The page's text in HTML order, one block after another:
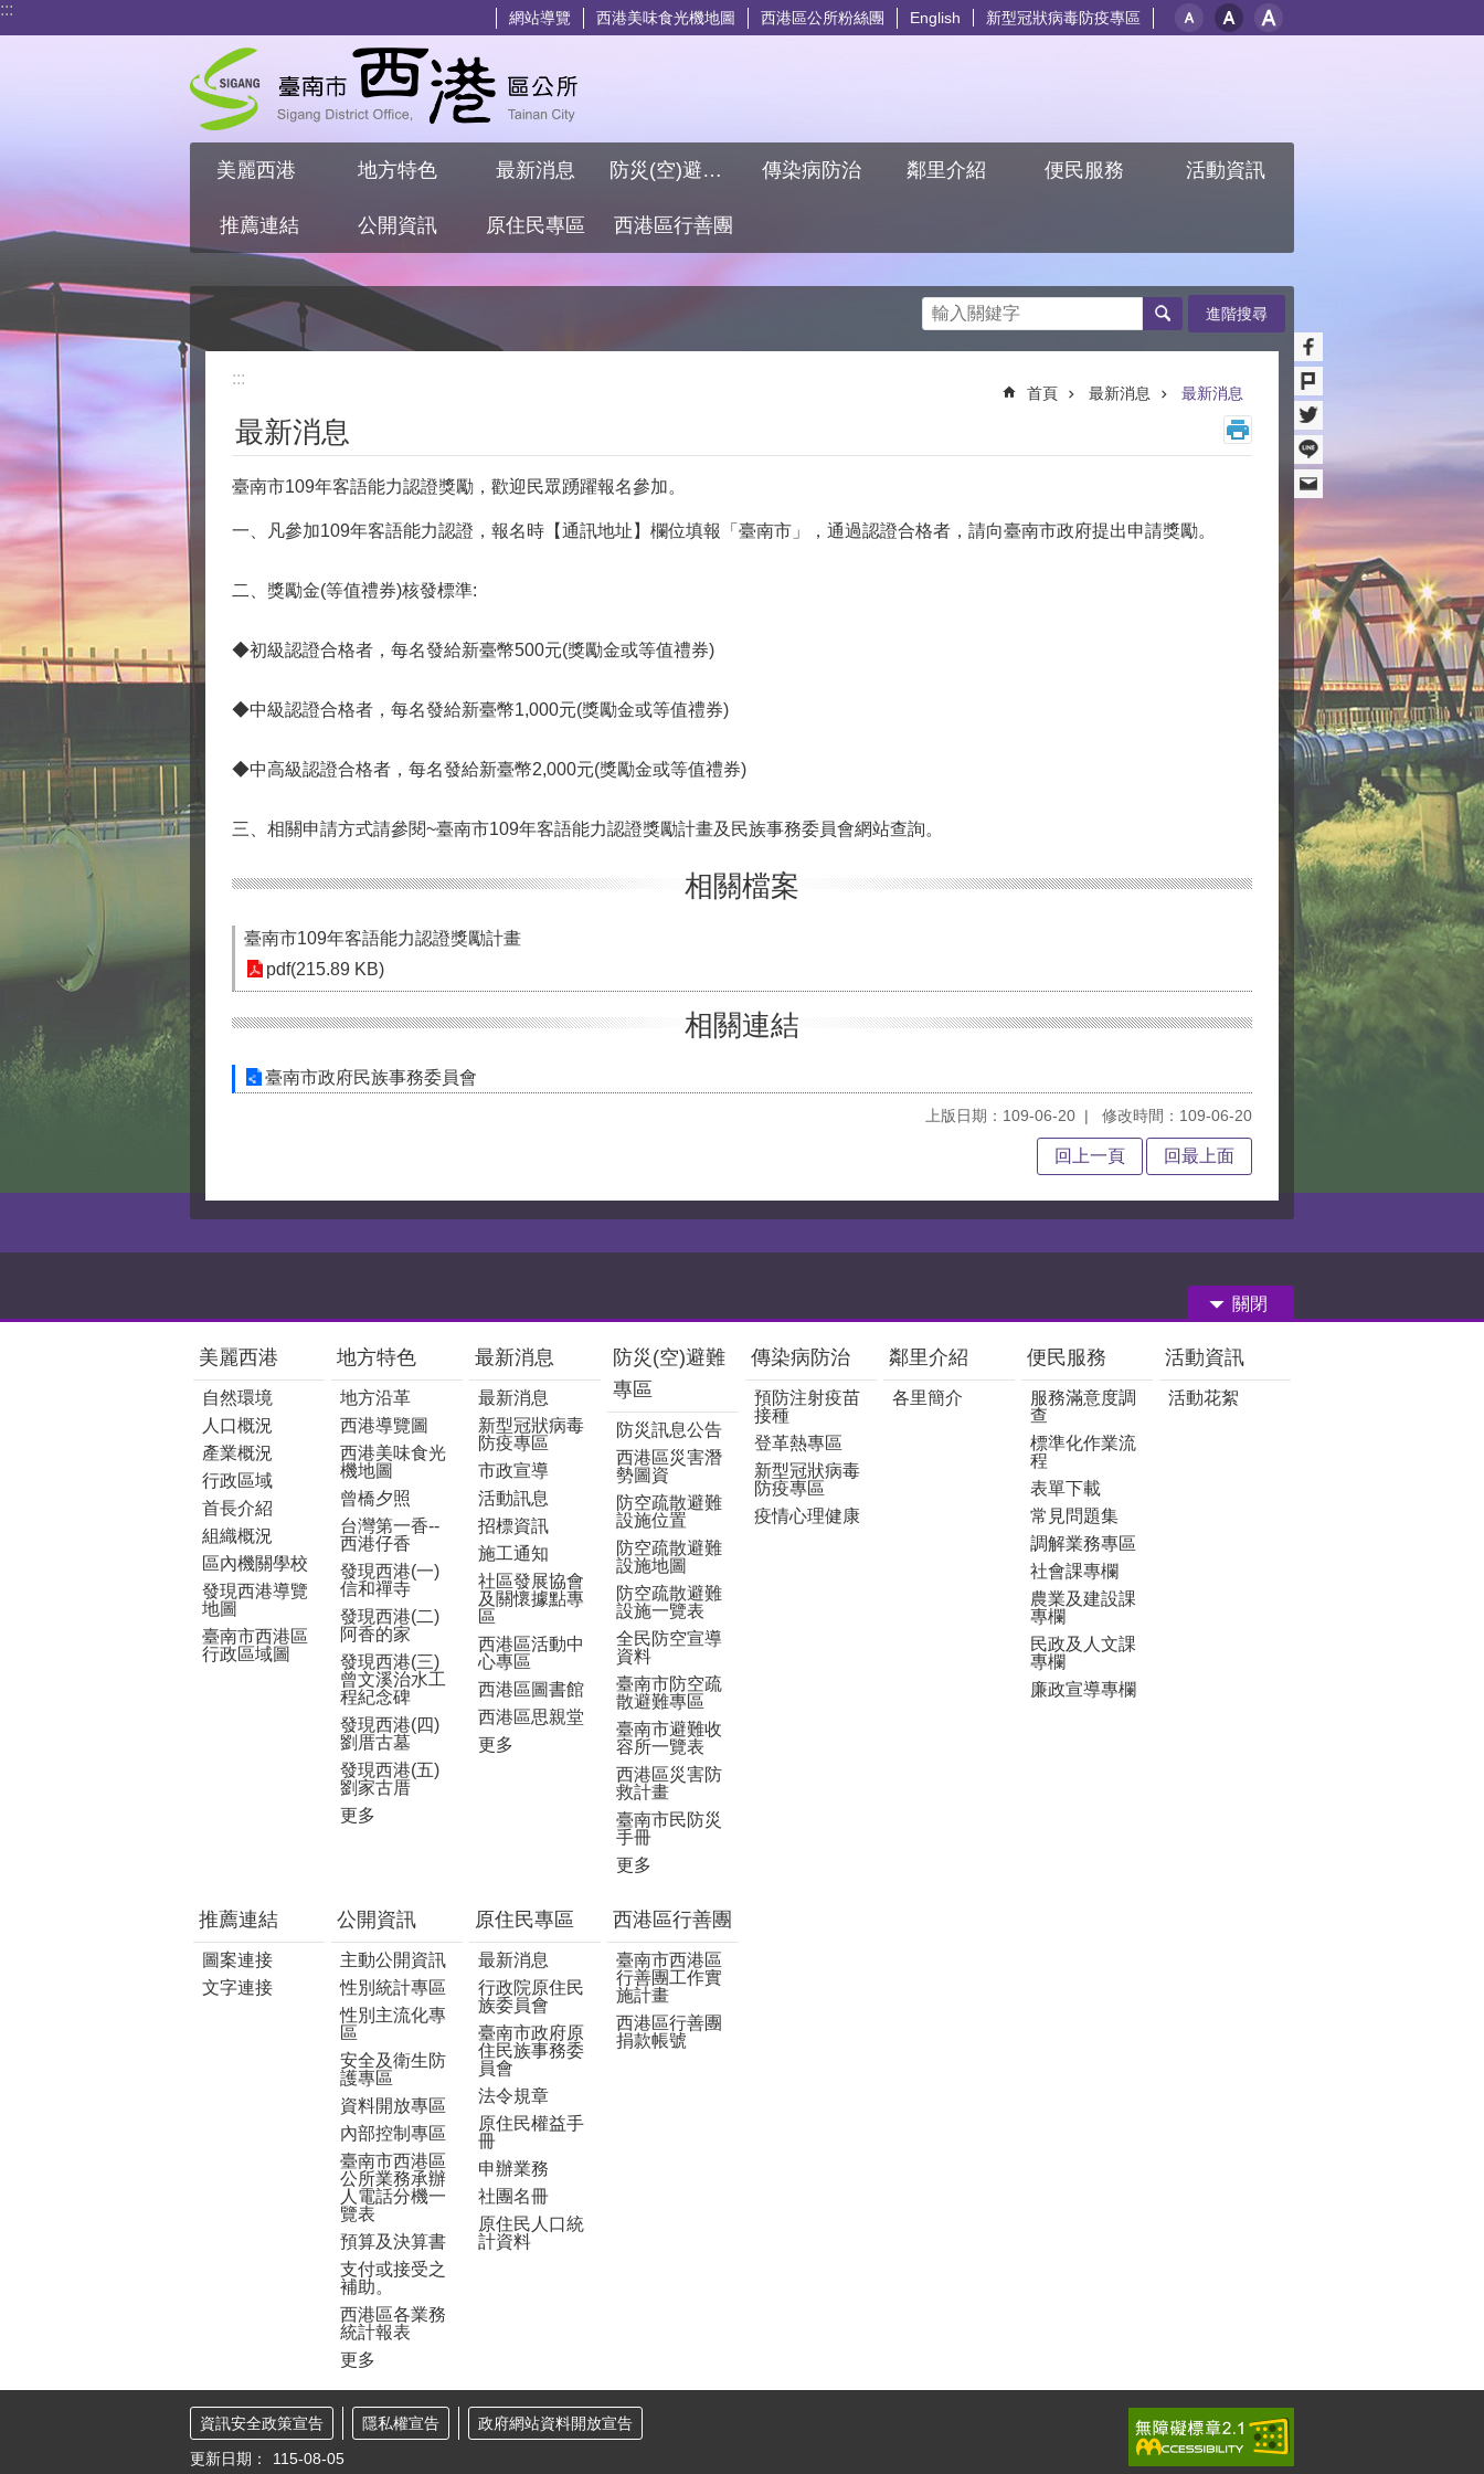
跳到主要內容區塊
::: 網站導覽 西港美味食光機地圖 西港區公所粉絲團 English 新型冠狀病毒防疫專區
美麗西港 地方特色 最新消息 防災(空)避難專區 傳染病防治 鄰里介紹 便民服務 活動資訊
推薦連結 公開資訊 原住民專區 西港區行善團
搜尋 進階搜尋
:::
首頁 最新消息 最新消息
最新消息
臺南市109年客語能力認證獎勵，歡迎民眾踴躍報名參加。
一、凡參加109年客語能力認證，報名時【通訊地址】欄位填報「臺南市」，通過認證合格者，請向臺南市政府提出申請獎勵。
二、獎勵金(等值禮券)核發標準:
◆初級認證合格者，每名發給新臺幣500元(獎勵金或等值禮券)
◆中級認證合格者，每名發給新臺幣1,000元(獎勵金或等值禮券)
◆中高級認證合格者，每名發給新臺幣2,000元(獎勵金或等值禮券)
三、相關申請方式請參閱~臺南市109年客語能力認證獎勵計畫及民族事務委員會網站查詢。
相關檔案
臺南市109年客語能力認證獎勵計畫
pdf(215.89 KB)
相關連結
臺南市政府民族事務委員會
上版日期：109-06-20 修改時間：109-06-20
回上一頁 回最上面
關閉
美麗西港
自然環境
人口概況
產業概況
行政區域
首長介紹
組織概況
區內機關學校
發現西港導覽
地圖
臺南市西港區
行政區域圖
地方特色
地方沿革
西港導覽圖
西港美味食光
機地圖
曾橋夕照
台灣第一香--
西港仔香
發現西港(一)
信和禪寺
發現西港(二)
阿香的家
發現西港(三)
曾文溪治水工
程紀念碑
發現西港(四)
劉厝古墓
發現西港(五)
劉家古厝
更多
最新消息
最新消息
新型冠狀病毒
防疫專區
市政宣導
活動訊息
招標資訊
施工通知
社區發展協會
及關懷據點專
區
西港區活動中
心專區
西港區圖書館
西港區思親堂
更多
防災(空)避難
專區
防災訊息公告
西港區災害潛
勢圖資
防空疏散避難
設施位置
防空疏散避難
設施地圖
防空疏散避難
設施一覽表
全民防空宣導
資料
臺南市防空疏
散避難專區
臺南市避難收
容所一覽表
西港區災害防
救計畫
臺南市民防災
手冊
更多
傳染病防治
預防注射疫苗
接種
登革熱專區
新型冠狀病毒
防疫專區
疫情心理健康
鄰里介紹
各里簡介
便民服務
服務滿意度調
查
標準化作業流
程
表單下載
常見問題集
調解業務專區
社會課專欄
農業及建設課
專欄
民政及人文課
專欄
廉政宣導專欄
活動資訊
活動花絮
推薦連結
圖案連接
文字連接
公開資訊
主動公開資訊
性別統計專區
性別主流化專
區
安全及衛生防
護專區
資料開放專區
內部控制專區
臺南市西港區
公所業務承辦
人電話分機一
覽表
預算及決算書
支付或接受之
補助。
西港區各業務
統計報表
更多
原住民專區
最新消息
行政院原住民
族委員會
臺南市政府原
住民族事務委
員會
法令規章
原住民權益手
冊
申辦業務
社團名冊
原住民人口統
計資料
西港區行善團
臺南市西港區
行善團工作實
施計畫
西港區行善團
捐款帳號
資訊安全政策宣告 隱私權宣告
政府網站資料開放宣告
更新日期：
115-08-05